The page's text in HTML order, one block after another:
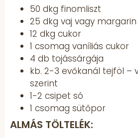
50 dkg finomliszt
25 dkg vaj vagy margarin
12 dkg cukor
1 csomag vaníliás cukor
4 db tojássárgája
kb. 2-3 evőkanál tejföl –
szerint
1-2 csipet só
1 csomag sütőpor
ALMÁS TÖLTELÉK: